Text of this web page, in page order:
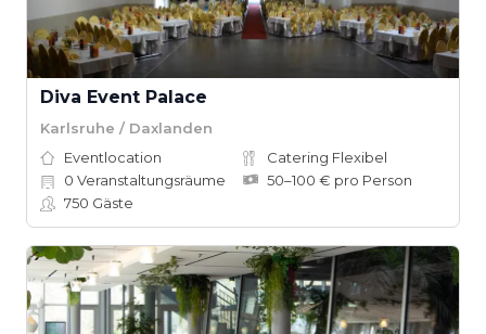
Diva Event Palace
Karlsruhe / Daxlanden
Eventlocation
Catering Flexibel
0 Veranstaltungsräume
50–100 € pro Person
750 Gäste